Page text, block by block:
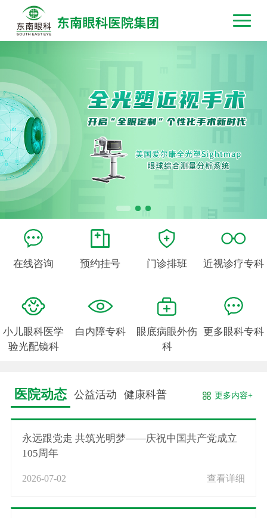
在线咨询 预约挂号 门诊排班 近视诊疗专科
小儿眼科医学
验光配镜科
白内障专科
眼底病眼外伤
科
更多眼科专科
医院动态 公益活动 健康科普 更多内容+
永远跟党走 共筑光明梦——庆祝中国共产党成立
105周年
2026-07-02 查看详细